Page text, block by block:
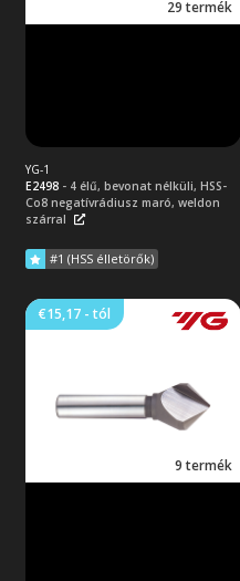
29 termék
YG-1
E2498 - 4 élű, bevonat nélküli, HSS-
Co8 negatívrádiusz maró, weldon
szárral
#1 (HSS élletörők)
€15,17 - tól
9 termék
1 élű HSS-Co8 élletörő, 90°-os
élletörő, 90°-os csúcsszöggel és
hengeres szárral. Fa és kemény
műanyagok élletöréseinek
rezgésmentes előállításához.
fúrhatók is vele.